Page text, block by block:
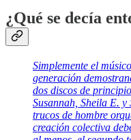
¿Qué se decía
Simplemente el
generación
dos discos de
Susannah, Sheila E. y
trucos de hombre
creación colectiva